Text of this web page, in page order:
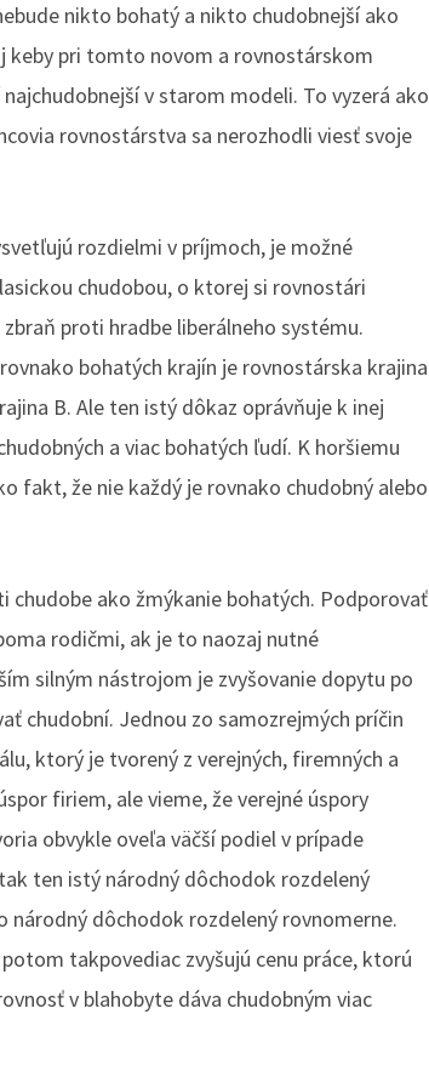
nikto bohatý a nikto chudobnejší ako
keby pri tomto novom a rovnostárskom
v starom modeli. To vyzerá ako
rovnostárstva sa nerozhodli viesť svoje
rozdielmi v príjmoch, je možné
chudobou, o ktorej si rovnostári
proti hradbe liberálneho systému.
bohatých krajín je rovnostárska krajina
B. Ale ten istý dôkaz oprávňuje k inej
a viac bohatých ľudí. K horšiemu
fakt, že nie každý je rovnako chudobný alebo
chudobe ako žmýkanie bohatých. Podporovať
rodičmi, ak je to naozaj nutné
silným nástrojom je zvyšovanie dopytu po
chudobní. Jednou zo samozrejmých príčin
ktorý je tvorený z verejných, firemných a
firiem, ale vieme, že verejné úspory
obvykle oveľa väčší podiel v prípade
ten istý národný dôchodok rozdelený
národný dôchodok rozdelený rovnomerne.
takpovediac zvyšujú cenu práce, ktorú
v blahobyte dáva chudobným viac